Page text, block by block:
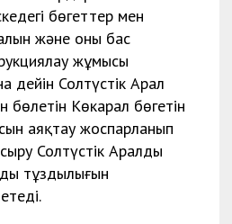
бөгеттер мен
және оның бас
жұмысы
дейін Солтүстік Арал
бөлетін Көкарал бөгетін
аяқтау жоспарланып
Солтүстік Аралдың
тұздылығын